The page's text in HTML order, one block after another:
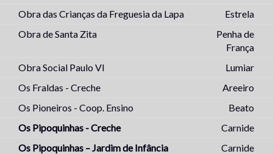
Obra das Crianças da Freguesia da Lapa
Estrela
Obra de Santa Zita
Penha de
França
Obra Social Paulo VI
Lumiar
Os Fraldas - Creche
Areeiro
Os Pioneiros - Coop. Ensino
Beato
Os Pipoquinhas - Creche
Carnide
Os Pipoquinhas – Jardim de Infância
Carnide